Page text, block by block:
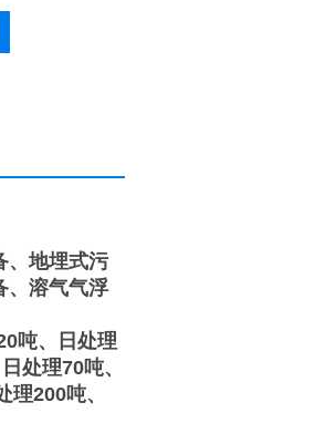
、地埋式污
、溶气气浮
吨、日处理
处理70吨、
200吨、